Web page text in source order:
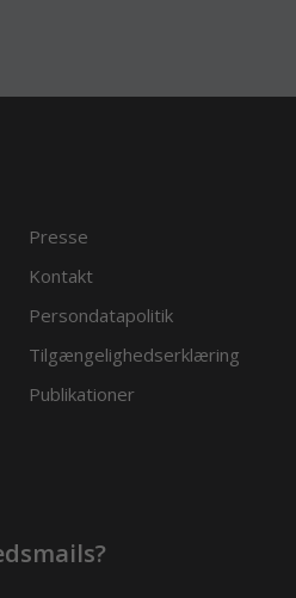
Presse
Kontakt
Persondatapolitik
Tilgængelighedserklæring
Publikationer